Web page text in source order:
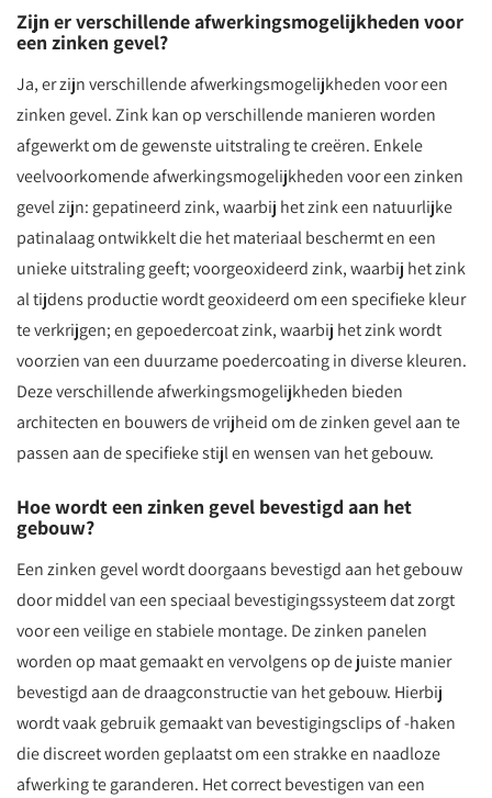
Zijn er verschillende afwerkingsmogelijkheden voor
een zinken gevel?
Ja, er zijn verschillende afwerkingsmogelijkheden voor een
zinken gevel. Zink kan op verschillende manieren worden
afgewerkt om de gewenste uitstraling te creëren. Enkele
veelvoorkomende afwerkingsmogelijkheden voor een zinken
gevel zijn: gepatineerd zink, waarbij het zink een natuurlijke
patinalaag ontwikkelt die het materiaal beschermt en een
unieke uitstraling geeft; voorgeoxideerd zink, waarbij het zink
al tijdens productie wordt geoxideerd om een specifieke kleur
te verkrijgen; en gepoedercoat zink, waarbij het zink wordt
voorzien van een duurzame poedercoating in diverse kleuren.
Deze verschillende afwerkingsmogelijkheden bieden
architecten en bouwers de vrijheid om de zinken gevel aan te
passen aan de specifieke stijl en wensen van het gebouw.
Hoe wordt een zinken gevel bevestigd aan het
gebouw?
Een zinken gevel wordt doorgaans bevestigd aan het gebouw
door middel van een speciaal bevestigingssysteem dat zorgt
voor een veilige en stabiele montage. De zinken panelen
worden op maat gemaakt en vervolgens op de juiste manier
bevestigd aan de draagconstructie van het gebouw. Hierbij
wordt vaak gebruik gemaakt van bevestigingsclips of -haken
die discreet worden geplaatst om een strakke en naadloze
afwerking te garanderen. Het correct bevestigen van een